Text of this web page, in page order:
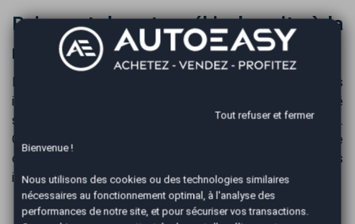
Paiement de votre véhicule suite à la
reprise de votre Renault Koleos
Nous effectuons le paiement de votre Renault Koleos
immédiatement après la reprise. Le confort et la sécurité
sont privilégiés, le paiement se fait par virement bancaire.
Généralement, tous les fonds sont transférés sur votre
compte bancaire dans les 24 heures, selon les délais
interbancaires.
Tout refuser et fermer
Bienvenue !
Nous utilisons des cookies ou des technologies similaires
nécessaires au fonctionnement optimal, à l'analyse des
performances de notre site, et pour sécuriser vos transactions.